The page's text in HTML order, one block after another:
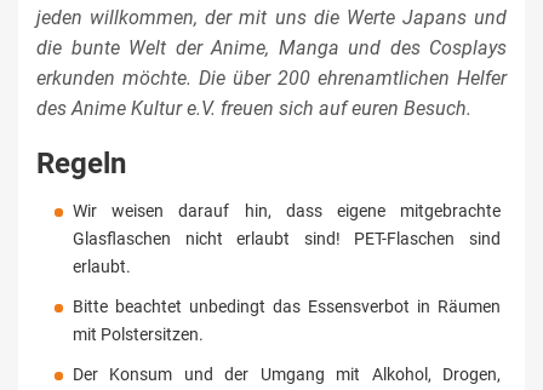
jeden willkommen, der mit uns die Werte Japans und
die bunte Welt der Anime, Manga und des Cosplays
erkunden möchte. Die über 200 ehrenamtlichen Helfer
des Anime Kultur e.V. freuen sich auf euren Besuch.
Regeln
Wir weisen darauf hin, dass eigene mitgebrachte
Glasflaschen nicht erlaubt sind! PET-Flaschen sind
erlaubt.
Bitte beachtet unbedingt das Essensverbot in Räumen
mit Polstersitzen.
Der Konsum und der Umgang mit Alkohol, Drogen,